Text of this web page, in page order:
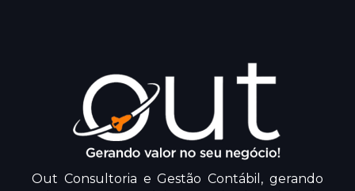
Out Consultoria e Gestão Contábil, gerando